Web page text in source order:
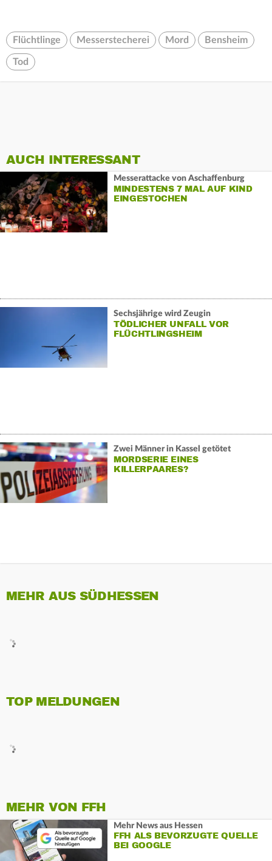
Flüchtlinge Messerstecherei Mord Bensheim
Tod
AUCH INTERESSANT
Messerattacke von Aschaffenburg
MINDESTENS 7 MAL AUF KIND
EINGESTOCHEN
Sechsjährige wird Zeugin
TÖDLICHER UNFALL VOR
FLÜCHTLINGSHEIM
Zwei Männer in Kassel getötet
MORDSERIE EINES
KILLERPAARES?
MEHR AUS SÜDHESSEN
TOP MELDUNGEN
MEHR VON FFH
Mehr News aus Hessen
FFH ALS BEVORZUGTE QUELLE
BEI GOOGLE